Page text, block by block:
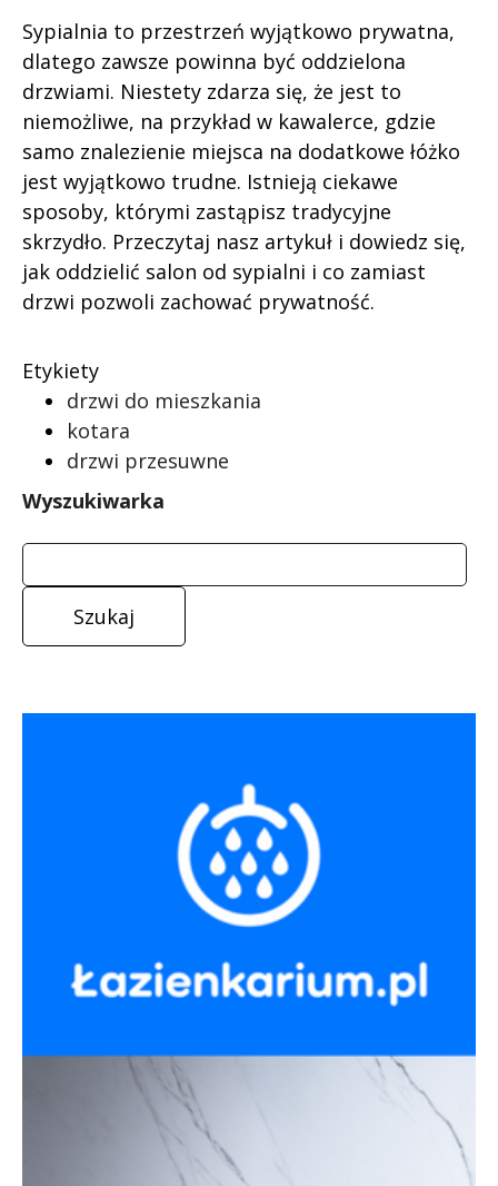
Sypialnia to przestrzeń wyjątkowo prywatna,
dlatego zawsze powinna być oddzielona
drzwiami. Niestety zdarza się, że jest to
niemożliwe, na przykład w kawalerce, gdzie
samo znalezienie miejsca na dodatkowe łóżko
jest wyjątkowo trudne. Istnieją ciekawe
sposoby, którymi zastąpisz tradycyjne
skrzydło. Przeczytaj nasz artykuł i dowiedz się,
jak oddzielić salon od sypialni i co zamiast
drzwi pozwoli zachować prywatność.
Etykiety
drzwi do mieszkania
kotara
drzwi przesuwne
Wyszukiwarka